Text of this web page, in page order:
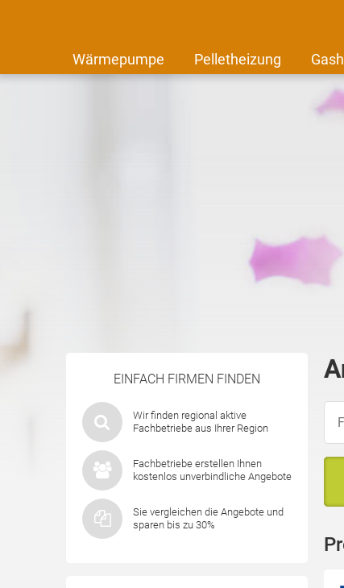
Wärmepumpe Pelletheizung
EINFACH FIRMEN FINDEN
Wir finden regional aktive
Fachbetriebe aus Ihrer Region
Fachbetriebe erstellen Ihnen
kostenlos unverbindliche Angebote
Sie vergleichen die Angebote und
sparen bis zu 30%